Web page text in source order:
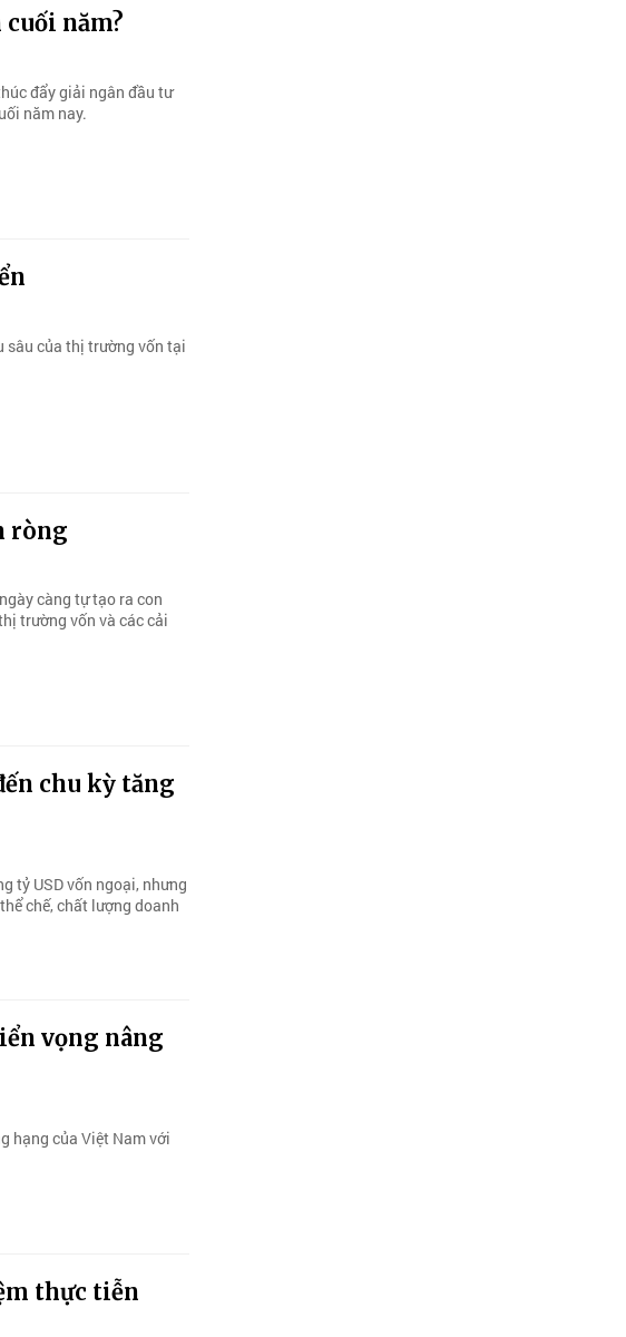
năm?
đẩy giải ngân đầu tư
năm nay.
sâu của thị trường vốn tại
ròng
càng tự tạo ra con
trường vốn và các cải
chu kỳ tăng
tỷ USD vốn ngoại, nhưng
chế, chất lượng doanh
vọng nâng
hạng của Việt Nam với
thực tiễn